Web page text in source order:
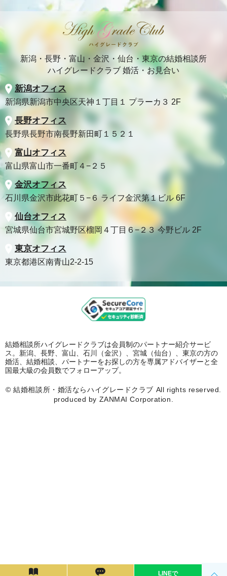
LINEで
新潟・長野・富山・金沢・仙台・東京の結婚相談所
ハイグレードクラブ 婚活・お見合い
新潟オフィス
新潟県新潟市中央区天神１丁目１ プラーカ３ 2F
長野オフィス
長野県長野市南長野新田町１５２１
富山オフィス
富山県富山市一番町４−２５
金沢オフィス
石川県金沢市此花町５−６ ライフ金沢第１ビル 6F
仙台オフィス
宮城県仙台市宮城野区榴岡４丁目６−２３ 今野ビル 2F
東京オフィス
東京都港区南青山2-2-15
結婚相談所ハイグレードクラブは会員制のパートナー紹介サービ
ス。新潟、長野、富山、石川（金沢）、宮城（仙台）、東京の方の
婚活、結婚相談、パートナーをお探しの方を専属アドバイザーと全
国最大級の会員数でフォローアップ。
©結婚相談所・婚活ならハイグレードクラブ All rights reserved.
produced by ZANMAI Corporation.